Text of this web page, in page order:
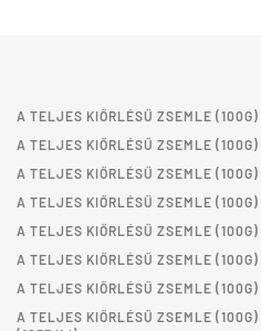
A TELJES KIŐRLÉSŰ ZSEMLE (100G)
A TELJES KIŐRLÉSŰ ZSEMLE (100G)
A TELJES KIŐRLÉSŰ ZSEMLE (100G)
A TELJES KIŐRLÉSŰ ZSEMLE (100G)
A TELJES KIŐRLÉSŰ ZSEMLE (100G)
A TELJES KIŐRLÉSŰ ZSEMLE (100G)
A TELJES KIŐRLÉSŰ ZSEMLE (100G)
A TELJES KIŐRLÉSŰ ZSEMLE (100G)